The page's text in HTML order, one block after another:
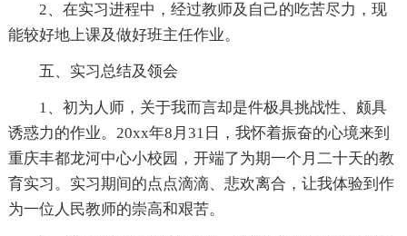
2、在实习进程中，经过教师及自己的吃苦尽力，现
能较好地上课及做好班主任作业。
五、实习总结及领会
1、初为人师，关于我而言却是件极具挑战性、颇具
诱惑力的作业。20xx年8月31日，我怀着振奋的心境来到
重庆丰都龙河中心小校园，开端了为期一个月二十天的教
育实习。实习期间的点点滴滴、悲欢离合，让我体验到作
为一位人民教师的崇高和艰苦。